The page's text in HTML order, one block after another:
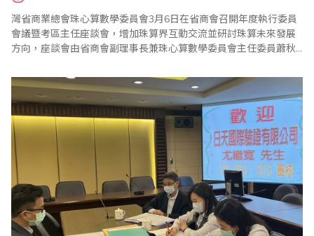
灣省商業總會珠心算數學委員會3月6日在省商會召開年度執行委員
會議暨考區主任座談會，增加珠算界互動交流並研討珠算未來發展
方向，座談會由省商會副理事長兼珠心算數學委員會主任委員蕭秋
外，也通過111年度各項重點工作，包括1年4次的珠心算檢定
（3/20、5/15、9/18、12/18）、2次的數學評鑑（1/16、6/19）、2
次海峽兩岸珠心算通信..